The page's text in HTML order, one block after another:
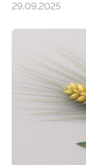
mehrjährigen
nach
aus
Anliegen im
2050
bislang der
bringt
Bodenerosion,
29.09.2025